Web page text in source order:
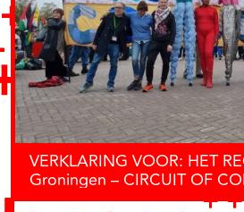
VERKLARING VOOR: HET
Groningen – CIRCUIT OF
2025